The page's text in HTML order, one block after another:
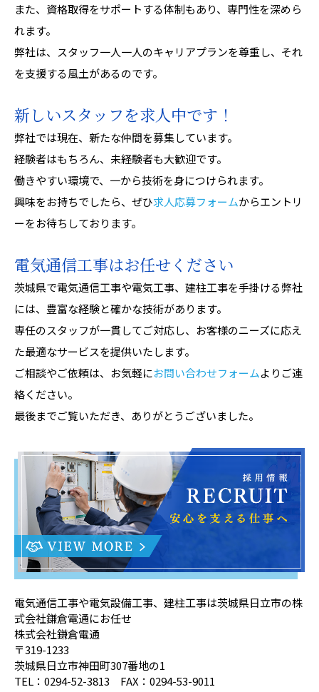
また、資格取得をサポートする体制もあり、専門性を深めら
れます。
弊社は、スタッフ一人一人のキャリアプランを尊重し、それ
を支援する風土があるのです。
新しいスタッフを求人中です！
弊社では現在、新たな仲間を募集しています。
経験者はもちろん、未経験者も大歓迎です。
働きやすい環境で、一から技術を身につけられます。
興味をお持ちでしたら、ぜひ求人応募フォームからエントリ
ーをお待ちしております。
電気通信工事はお任せください
茨城県で電気通信工事や電気工事、建柱工事を手掛ける弊社
には、豊富な経験と確かな技術があります。
専任のスタッフが一貫してご対応し、お客様のニーズに応え
た最適なサービスを提供いたします。
ご相談やご依頼は、お気軽にお問い合わせフォームよりご連
絡ください。
最後までご覧いただき、ありがとうございました。
電気通信工事や電気設備工事、建柱工事は茨城県日立市の株
式会社鎌倉電通にお任せ
株式会社鎌倉電通
〒319-1233
茨城県日立市神田町307番地の1
TEL：0294-52-3813 FAX：0294-53-9011